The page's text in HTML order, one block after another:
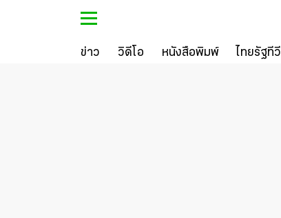
ข่าว วิดีโอ หนังสือพิมพ์ ไทยรัฐทีวี